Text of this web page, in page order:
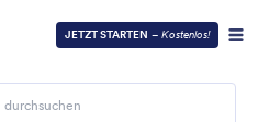
JETZT STARTEN – Kostenlos!